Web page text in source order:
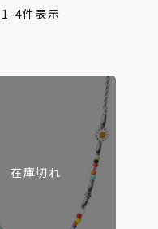
1 -4件表示
在庫切れ